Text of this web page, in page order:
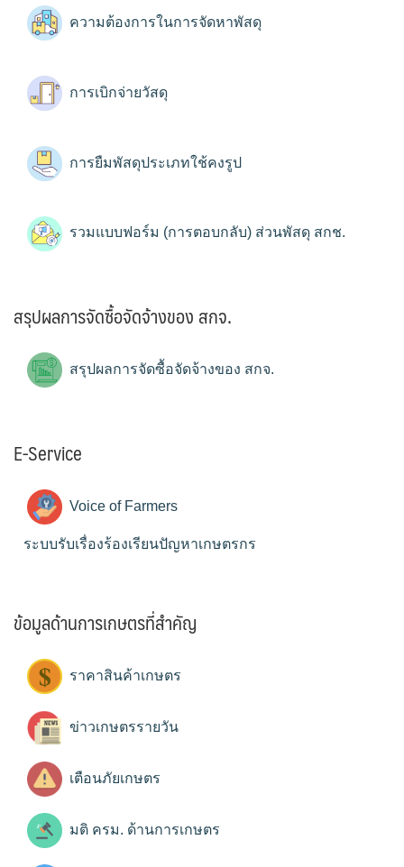
ความต้องการในการจัดหาพัสดุ
การเบิกจ่ายวัสดุ
การยืมพัสดุประเภทใช้คงรูป
รวมแบบฟอร์ม (การตอบกลับ) ส่วนพัสดุ สกช.
สรุปผลการจัดซื้อจัดจ้างของ สกจ.
สรุปผลการจัดซื้อจัดจ้างของ สกจ.
E-Service
Voice of Farmers
ระบบรับเรื่องร้องเรียนปัญหาเกษตรกร
ข้อมูลด้านการเกษตรที่สำคัญ
ราคาสินค้าเกษตร
ข่าวเกษตรรายวัน
เตือนภัยเกษตร
มติ ครม. ด้านการเกษตร